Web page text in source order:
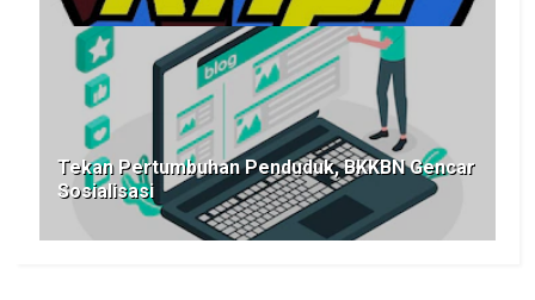
Tekan Pertumbuhan Penduduk, BKKBN Gencar
Sosialisasi